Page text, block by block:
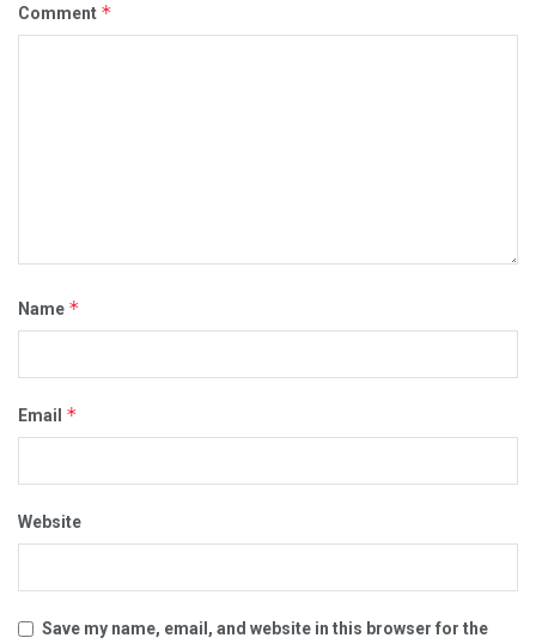
Comment *
Name *
Email *
Website
Save my name, email, and website in this browser for the